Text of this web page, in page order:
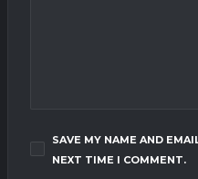
SAVE MY NAME AND
NEXT TIME I COMMENT.